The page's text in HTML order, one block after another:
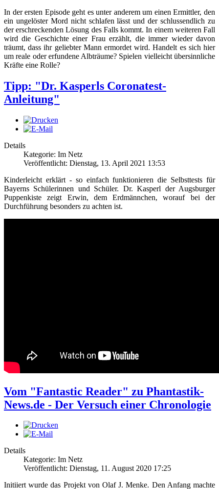
In der ersten Episode geht es unter anderem um einen Ermittler, den
ein ungelöster Mord nicht schlafen lässt und der schlussendlich zu
der erschreckenden Lösung des Falls kommt. In einem weiteren Fall
wird die Geschichte einer Frau erzählt, die immer wieder davon
träumt, dass ihr geliebter Mann ermordet wird. Handelt es sich hier
um reale oder erfundene Albträume? Spielen vielleicht übersinnliche
Kräfte eine Rolle?
Tipp: "Dr. Kasperls Coronatest-
Anleitung"
Details
Kategorie: Im Netz
Veröffentlicht: Dienstag, 13. April 2021 13:53
Kinderleicht erklärt - so einfach funktionieren die Selbsttests für
Bayerns Schülerinnen und Schüler. Dr. Kasperl der Augsburger
Puppenkiste zeigt Erwin, dem Erdmännchen, worauf bei der
Durchführung besonders zu achten ist.
Vom "Fantastic Reader" zu Phantastik-
News.de - Der Versuch einer Chronologie
Details
Kategorie: Im Netz
Veröffentlicht: Dienstag, 11. August 2020 17:25
Initiiert wurde das Projekt von Olaf J. Menke. Den Anfang machte